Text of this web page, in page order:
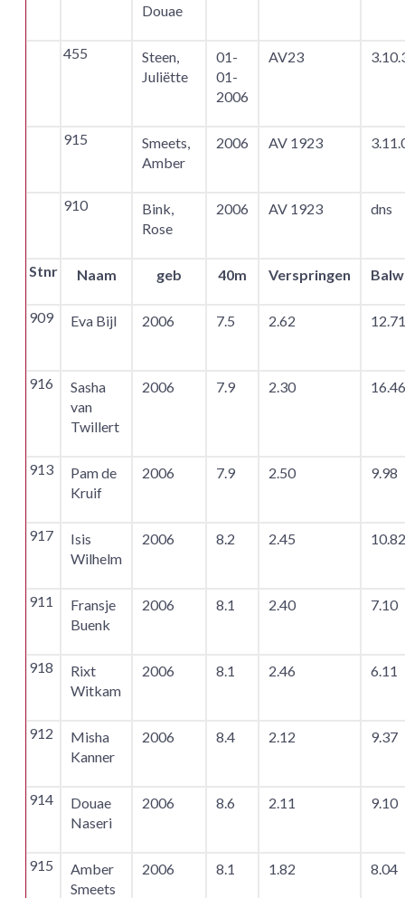
Douae
455
Steen,
Juliëtte
01-
01-
2006
AV23
915
Smeets,
Amber
2006 AV 1923
910
Bink,
Rose
2006 AV 1923 dns
Stnr Naam geb 40m Verspringen
909 Eva Bijl 2006 7.5 2.62
916
Sasha
van
Twillert
2006 7.9 2.30
913
Pam de
Kruif
2006 7.9 2.50 9.98
917
Isis
Wilhelm
2006 8.2 2.45
911
Fransje
Buenk
2006 8.1 2.40 7.10
918
Rixt
Witkam
2006 8.1 2.46 6.11
912
Misha
Kanner
2006 8.4 2.12 9.37
914
Douae
Naseri
2006 8.6 2.11 9.10
915
Amber
Smeets
2006 8.1 1.82 8.04